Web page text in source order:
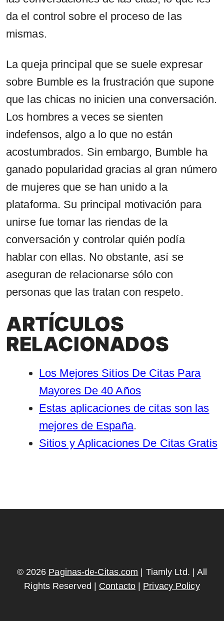
da el control sobre el proceso de las
mismas.
La queja principal que se suele expresar
sobre Bumble es la frustración que supone
que las chicas no inicien una conversación.
Los hombres a veces se sienten
indefensos, algo a lo que no están
acostumbrados. Sin embargo, Bumble ha
ganado popularidad gracias al gran número
de mujeres que se han unido a la
plataforma. Su principal motivación para
unirse fue tomar las riendas de la
conversación y controlar quién podía
hablar con ellas. No obstante, así se
aseguran de relacionarse sólo con
personas que las tratan con respeto.
ARTÍCULOS
RELACIONADOS
Los Mejores Sitios De Citas Para
Mayores De 40 Años
Estas aplicaciones de citas son las
mejores de España.
Sitios y Aplicaciones De Citas Gratis
© 2026 Paginas-de-Citas.com | Tiamly Ltd. | All
Rights Reserved | Contacto| Privacy Policy